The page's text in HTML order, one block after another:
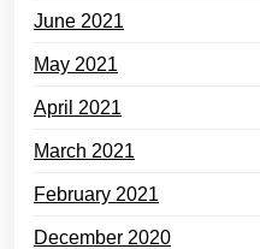
June 2021
May 2021
April 2021
March 2021
February 2021
December 2020